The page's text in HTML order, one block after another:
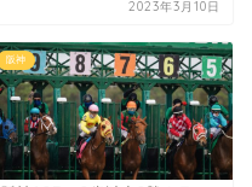
2023年3月10日
阪神